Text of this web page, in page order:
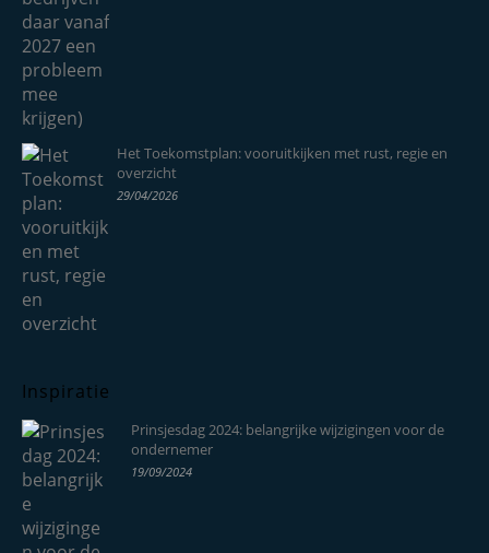
Het Toekomstplan: vooruitkijken met rust, regie en
overzicht
29/04/2026
Inspiratie
Prinsjesdag 2024: belangrijke wijzigingen voor de
ondernemer
19/09/2024